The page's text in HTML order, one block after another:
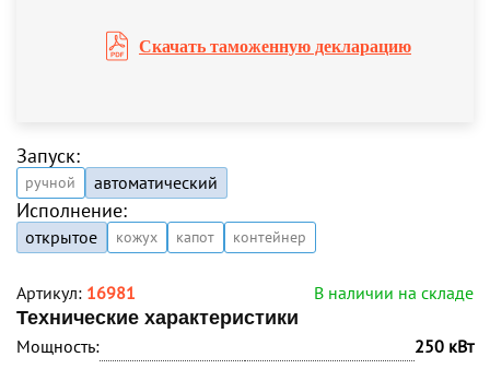
Скачать таможенную декларацию
Запуск:
ручной автоматический
Исполнение:
открытое кожух капот контейнер
Артикул: 16981
В наличии на складе
Технические характеристики
Мощность:
250 кВт